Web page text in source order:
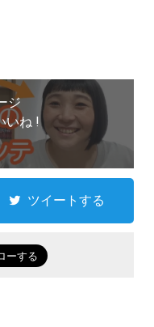
ジ
いね !
ツイートする